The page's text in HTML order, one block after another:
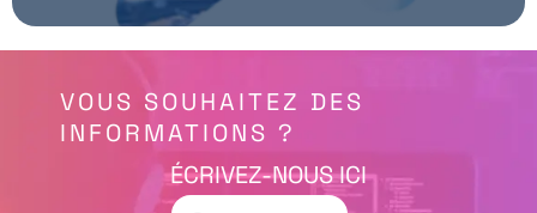
VOUS SOUHAITEZ DES
INFORMATIONS ?
ÉCRIVEZ-NOUS ICI